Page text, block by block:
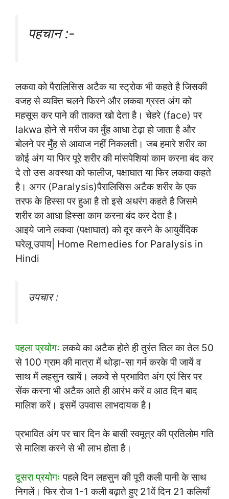
पहचान :-
लकवा को पैरालिसिस अटैक या स्ट्रोक भी कहते है जिसकी
वजह से व्यक्ति चलने फिरने और लकवा ग्रस्त अंग को
महसूस कर पाने की ताकत खो देता है। चेहरे (face) पर
lakwa होने से मरीज का मुँह आधा टेढ़ा हो जाता है और
बोलने पर मुँह से आवाज नहीं निकलती। जब हमारे शरीर का
कोई अंग या फिर पूरे शरीर की मांसपेशियां काम करना बंद कर
दे तो उस अवस्था को फालीज, पक्षाघात या फिर लकवा कहते
है। अगर (Paralysis)पैरालिसिस अटैक शरीर के एक
तरफ के हिस्सा पर हुआ है तो इसे अधरंग कहते है जिसमे
शरीर का आधा हिस्सा काम करना बंद कर देता है।
आइये जाने लकवा (पक्षाघात) को दूर करने के आयुर्वेदिक
घरेलू उपाय| Home Remedies for Paralysis in
Hindi
उपचार :
पहला प्रयोगः लकवे का अटैक होते ही तुरंत तिल का तेल 50
से 100 ग्राम की मात्रा में थोड़ा-सा गर्म करके पी जायें व
साथ में लहसुन खायें। लकवे से प्रभावित अंग एवं सिर पर
सेंक करना भी अटैक आते ही आरंभ करें व आठ दिन बाद
मालिश करें। इसमें उपवास लाभदायक है।
प्रभावित अंग पर चार दिन के बासी स्वमूत्र की प्रतिलोम गति
से मालिश करने से भी लाभ होता है।
दूसरा प्रयोगः पहले दिन लहसुन की पूरी कली पानी के साथ
निगलें। फिर रोज 1-1 कली बढ़ाते हुए 21वें दिन 21 कलियाँ